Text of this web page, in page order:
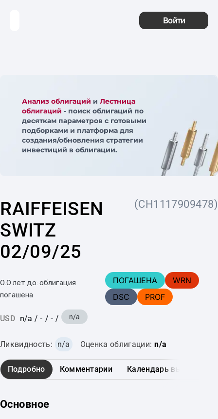
Войти
Анализ облигаций и Лестница
облигаций - поиск облигаций по
десяткам параметров с готовыми
подборками и платформа для
создания/обновления стратегии
инвестиций в облигации.
RAIFFEISEN
SWITZ
02/09/25
(CH1117909478)
0.0 лет до: облигация
погашена
ПОГАШЕНА
WRN
DSC
PROF
USD n/a / - / - / n/a
Ликвидность: n/a Оценка облигации: n/a
Подробно Комментарии Календарь выплат
Основное